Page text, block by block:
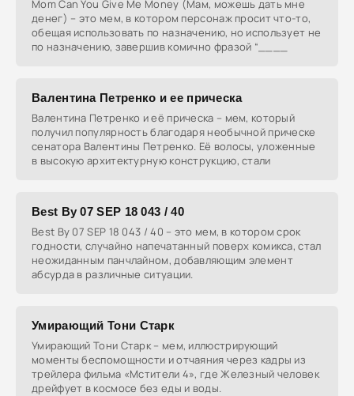
Mom Can You Give Me Money (Мам, можешь дать мне
денег) – это мем, в котором персонаж просит что-то,
обещая использовать по назначению, но использует не
по назначению, завершив комично фразой “____
Валентина Петренко и ее прическа
Валентина Петренко и её прическа – мем, который
получил популярность благодаря необычной прическе
сенатора Валентины Петренко. Её волосы, уложенные
в высокую архитектурную конструкцию, стали
Best By 07 SEP 18 043 / 40
Best By 07 SEP 18 043 / 40 – это мем, в котором срок
годности, случайно напечатанный поверх комикса, стал
неожиданным панчлайном, добавляющим элемент
абсурда в различные ситуации.
Умирающий Тони Старк
Умирающий Тони Старк – мем, иллюстрирующий
моменты беспомощности и отчаяния через кадры из
трейлера фильма «Мстители 4», где Железный человек
дрейфует в космосе без еды и воды.